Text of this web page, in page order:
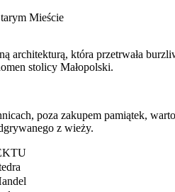
Mieście
która przetrwała
stolicy Małopolski.
poza zakupem pamiątek,
z wieży.